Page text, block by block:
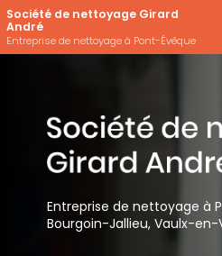
Aller
au
contenu
principal
Société de nettoyage Girard
André
Entreprise de nettoyage à Pont-Évêque
Entreprise de nettoyage à
Bourgoin-Jallieu, Vaulx-en-